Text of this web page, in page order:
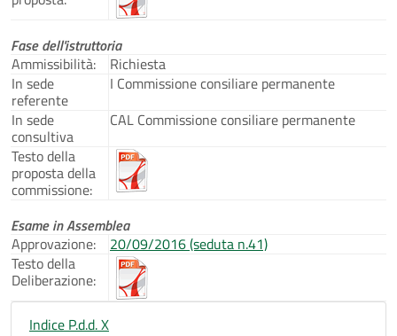
Fase dell'istruttoria
Ammissibilità:
Richiesta
In sede
referente
I Commissione consiliare permanente
In sede
consultiva
CAL Commissione consiliare permanente
Testo della
proposta della
commissione:
Esame in Assemblea
Approvazione:
20/09/2016 (seduta n.41)
Testo della
Deliberazione:
Indice P.d.d. X